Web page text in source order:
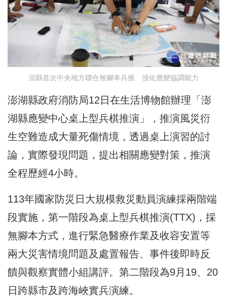
澎縣首次中央地方聯合無腳本兵推 強化應變協調能力
澎湖縣政府消防局12日在生活博物館辦理「澎
湖縣應變中心桌上型兵棋推演」，推演風災衍
生空難造成大量死傷情境，透過桌上演習的討
論，實際發現問題，提出相關應變對策，推演
全程歷經4小時。
113年國家防災日大規模救災動員演練採兩階端
段實施，第一階段為桌上型兵棋推演(TTX)，採
無腳本方式，進行緊急醫療作業及收容安置等
兩大災害情境問題及處置報告、事件後即時反
饋與觀察實體小組講評。第二階段為9月19、20
日跨縣市及跨海峽實兵演練。